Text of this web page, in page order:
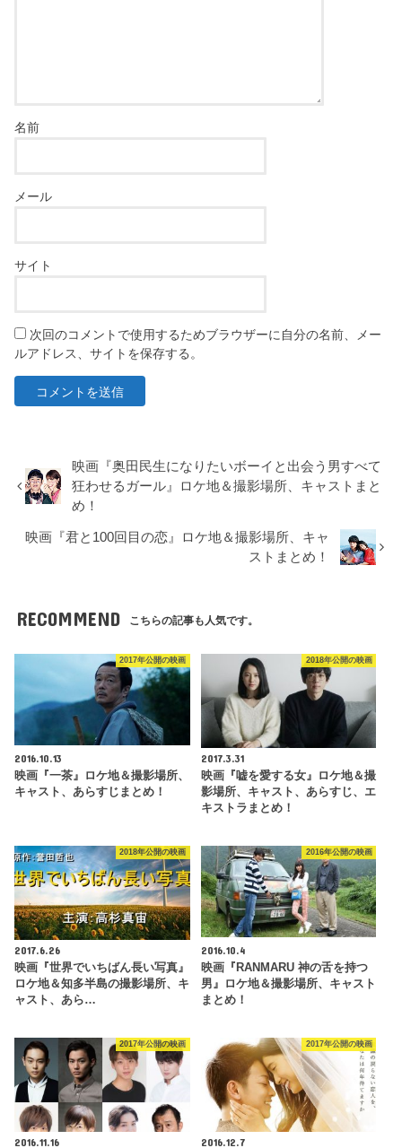
名前
メール
サイト
次回のコメントで使用するためブラウザーに自分の名前、メー
ルアドレス、サイトを保存する。
映画『奥田民生になりたいボーイと出会う男すべて
狂わせるガール』ロケ地＆撮影場所、キャストまと
め！
映画『君と100回目の恋』ロケ地＆撮影場所、キャ
ストまとめ！
RECOMMEND こちらの記事も人気です。
2017年公開の映画
2016.10.13
映画『一茶』ロケ地＆撮影場所、
キャスト、あらすじまとめ！
2018年公開の映画
2017.3.31
映画『嘘を愛する女』ロケ地＆撮
影場所、キャスト、あらすじ、エ
キストラまとめ！
2018年公開の映画
2017.6.26
映画『世界でいちばん長い写真』
ロケ地＆知多半島の撮影場所、キ
ャスト、あら…
2016年公開の映画
2016.10.4
映画『RANMARU 神の舌を持つ
男』ロケ地＆撮影場所、キャスト
まとめ！
2017年公開の映画
2016.11.16
2017年公開の映画
2016.12.7